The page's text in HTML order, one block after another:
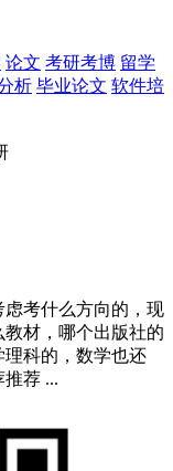
论文 考研考博 留学
析 毕业论文 软件培
考什么方向的，现
材，哪个出版社的
理科的，数学也还
荐 ...